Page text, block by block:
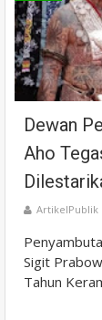
Dewan
Aho
ArtikelPublik
Sigit
Tahun